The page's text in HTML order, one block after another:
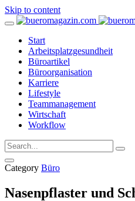
Skip to content
Start
Arbeitsplatzgesundheit
Büroartikel
Büroorganisation
Karriere
Lifestyle
Teammanagement
Wirtschaft
Workflow
Category Büro
Nasenpflaster und